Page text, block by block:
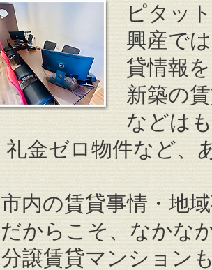
ピタッ
興産で
貸情報
新築の
などは
礼金ゼロ物件など、
内の賃貸事情・地
からこそ、なかな
譲賃貸マンション